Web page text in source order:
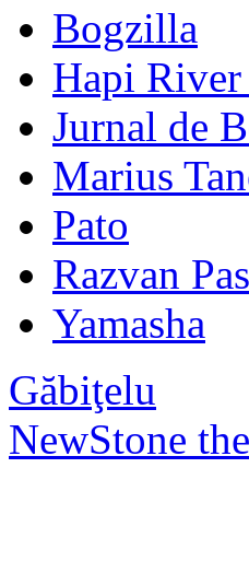
Bogzilla
Hapi
Jurnal de
Marius
Pato
Razvan
Yamasha
Găbiţelu
NewStone